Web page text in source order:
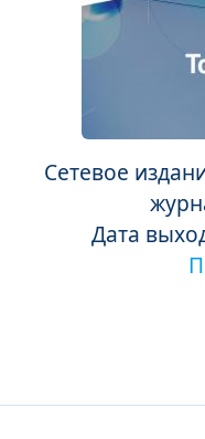
Сетевое
Дата